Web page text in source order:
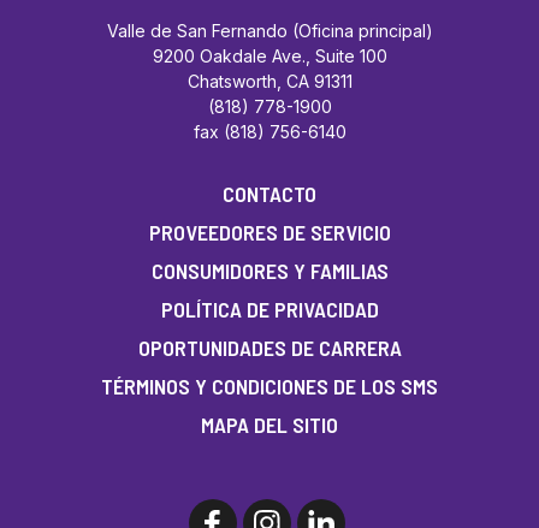
Valle de San Fernando (Oficina principal)
9200 Oakdale Ave., Suite 100
Chatsworth, CA 91311
(818) 778-1900
fax (818) 756-6140
CONTACTO
PROVEEDORES DE SERVICIO
CONSUMIDORES Y FAMILIAS
POLÍTICA DE PRIVACIDAD
OPORTUNIDADES DE CARRERA
TÉRMINOS Y CONDICIONES DE LOS SMS
MAPA DEL SITIO